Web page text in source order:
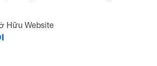
Hữu Website